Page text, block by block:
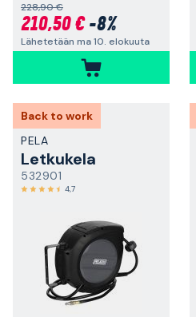
228,90 €
210,50 €-8%
Lähetetään ma 10. elokuuta
Back to work
PELA
Letkukela
532901
4,7